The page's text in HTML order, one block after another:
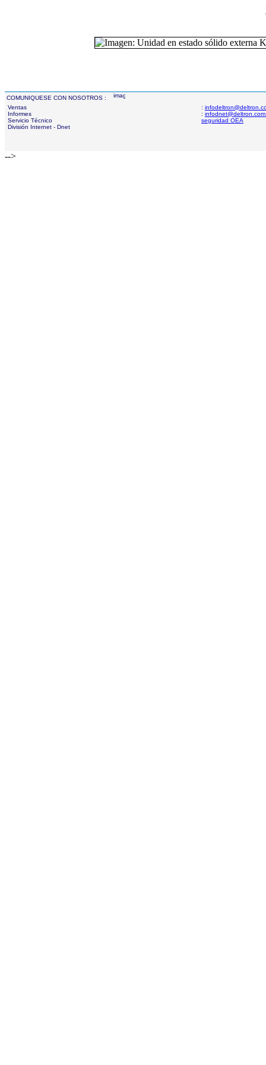
COMUNIQUESE CON NOSOTROS :
Ventas
Informes
Servicio Técnico
División Internet - Dnet
:
:
seguridad OEA
-->